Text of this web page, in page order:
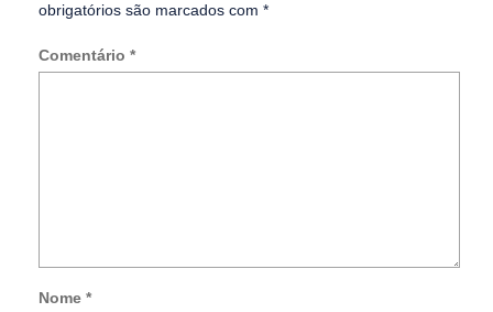
obrigatórios são marcados com *
Comentário *
Nome *